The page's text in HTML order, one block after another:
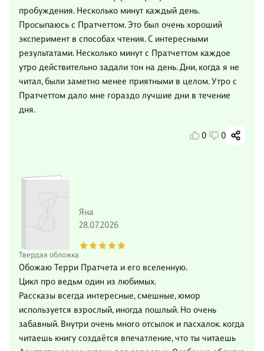
пробуждения. Несколько минут каждый день.
Просыпаюсь с Пратчеттом. Это был очень хороший
эксперимент в способах чтения. С интересными
результатами. Несколько минут с Пратчеттом каждое
утро действительно задали тон на день. Дни, когда я не
читал, были заметно менее приятными в целом. Утро с
Пратчеттом дало мне гораздо лучшие дни в течение
дня.
0 0
Твердая обложка
Яна
28.07.2026
Обожаю Терри Пратчета и его вселенную.
Цикл про ведьм один из любимых.
Рассказы всегда интересные, смешные, юмор
используется взрослый, иногда пошлый. Но очень
забавный. Внутри очень много отсылок и пасхалок. когда
читаешь книгу создаётся впечатление, что ты читаешь